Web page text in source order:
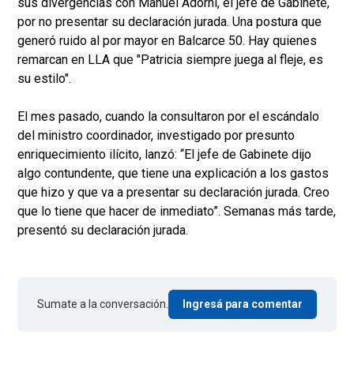
por no presentar su declaración jurada. Una postura que
generó ruido al por mayor en Balcarce 50. Hay quienes
remarcan en LLA que "Patricia siempre juega al fleje, es
su estilo".
El mes pasado, cuando la consultaron por el escándalo
del ministro coordinador, investigado por presunto
enriquecimiento ilícito, lanzó: “El jefe de Gabinete dijo
algo contundente, que tiene una explicación a los gastos
que hizo y que va a presentar su declaración jurada. Creo
que lo tiene que hacer de inmediato”. Semanas más tarde,
presentó su declaración jurada.
Sumate a la conversación. Ingresá para comentar